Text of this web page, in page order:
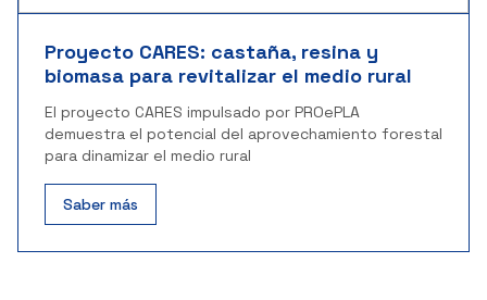
Proyecto CARES: castaña, resina y
biomasa para revitalizar el medio rural
El proyecto CARES impulsado por PROePLA
demuestra el potencial del aprovechamiento forestal
para dinamizar el medio rural
Saber más